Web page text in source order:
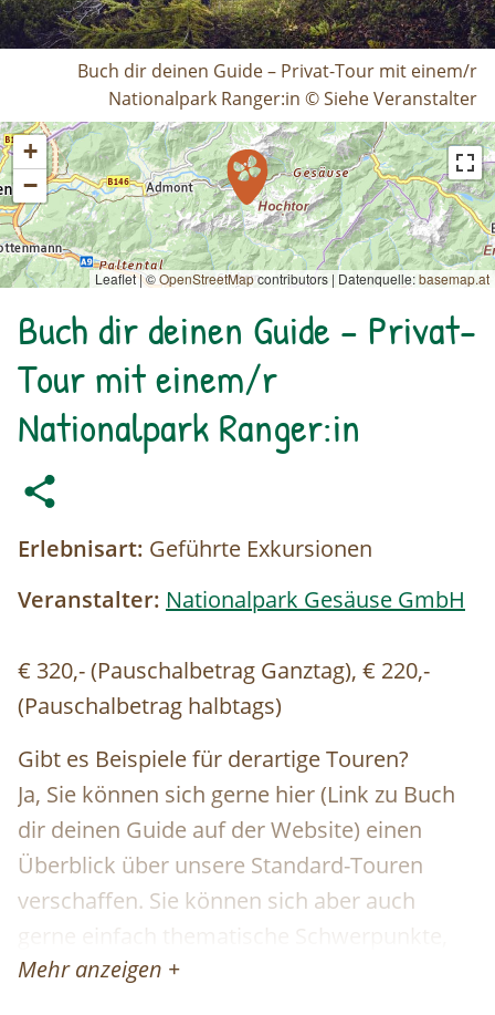
Buch dir deinen Guide – Privat-Tour mit einem/r
Nationalpark Ranger:in © Siehe Veranstalter
+
−
Leaflet | ©OpenStreetMapcontributors | Datenquelle:basemap.at
Buch dir deinen Guide – Privat-
Tour mit einem/r
Nationalpark Ranger:in
Erlebnisart: Geführte Exkursionen
Veranstalter: Nationalpark Gesäuse GmbH
€ 320,- (Pauschalbetrag Ganztag), € 220,-
(Pauschalbetrag halbtags)
Gibt es Beispiele für derartige Touren?
Ja, Sie können sich gerne hier (Link zu Buch
dir deinen Guide auf der Website) einen
Überblick über unsere Standard-Touren
verschaffen. Sie können sich aber auch
gerne einfach thematische Schwerpunkte,
Routen oder Aktivitäten wünschen und wir
Mehr anzeigen +